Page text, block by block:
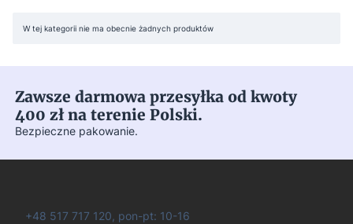
Lista produktów
W tej kategorii nie ma obecnie żadnych produktów
Zawsze darmowa przesyłka od kwoty
400 zł na terenie Polski.
Bezpieczne pakowanie.
+48 517 717 120, pon-pt: 10-16